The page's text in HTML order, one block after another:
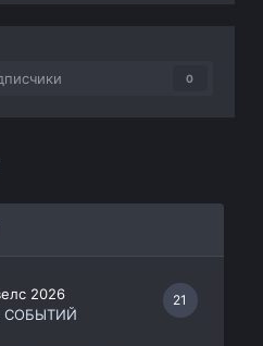
0
21
2026
СОБЫТИЙ